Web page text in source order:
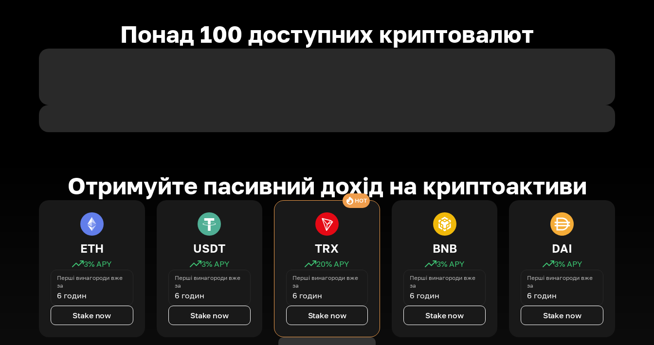
Понад 100 доступних криптовалют
Отримуйте пасивний дохід на криптоактиви
ETH
3% APY
Перші винагороди вже
за
6 годин
Stake now
USDT
3% APY
Перші винагороди вже
за
6 годин
Stake now
HOT
TRX
20% APY
Перші винагороди вже
за
6 годин
Stake now
BNB
3% APY
Перші винагороди вже
за
6 годин
Stake now
DAI
3% APY
Перші винагороди вже
за
6 годин
Stake now